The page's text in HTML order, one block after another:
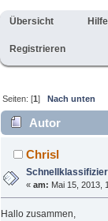
Übersicht Hilfe
Registrieren
Seiten: [1]Nach unten
Autor
unbekannter
Chrisl
«am: Mai 15, 2013,
Hallo zusammen,